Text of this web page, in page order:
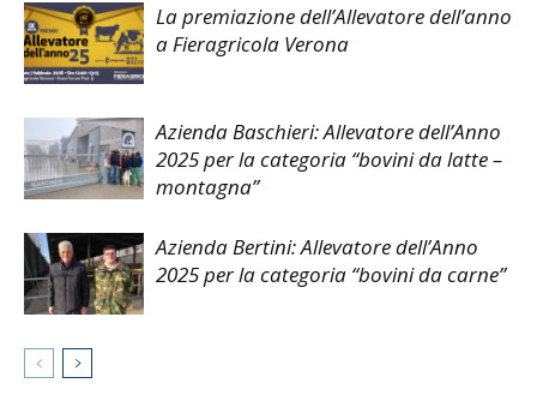
La premiazione dell’Allevatore dell’anno
a Fieragricola Verona
Azienda Baschieri: Allevatore dell’Anno
2025 per la categoria “bovini da latte –
montagna”
Azienda Bertini: Allevatore dell’Anno
2025 per la categoria “bovini da carne”